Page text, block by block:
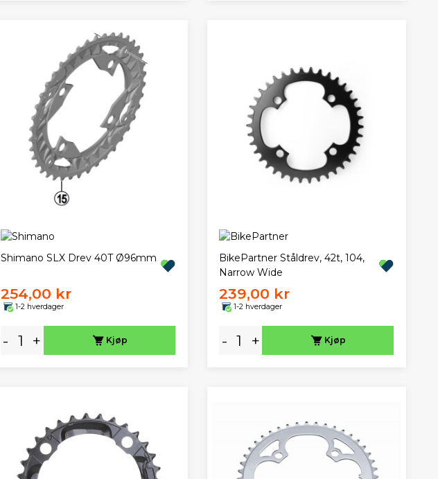
Shimano SLX Drev 40T Ø96mm
254,00 kr
1-2 hverdager
- + Kjøp
BikePartner Ståldrev, 42t, 104,
Narrow Wide
239,00 kr
1-2 hverdager
- + Kjøp